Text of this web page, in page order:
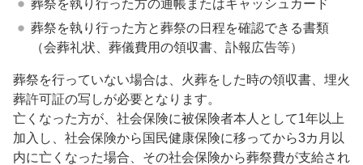
葬祭を執り行った方の通帳またはキャッシュカード
葬祭を執り行った方と葬祭の日程を確認できる書類
（会葬礼状、葬儀費用の領収書、訃報広告等）
葬祭を行っていない場合は、火葬をした時の領収書、埋火
葬許可証の写しが必要となります。
亡くなった方が、社会保険に被保険者本人として1年以上
加入し、社会保険から国民健康保険に移ってから3カ月以
内に亡くなった場合、その社会保険から葬祭費が支給され